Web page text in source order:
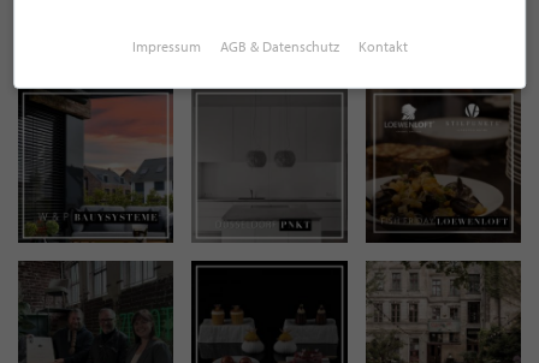
INSTAGRAM
Impressum AGB & Datenschutz Kontakt